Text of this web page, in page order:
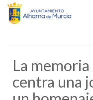
La
centra una